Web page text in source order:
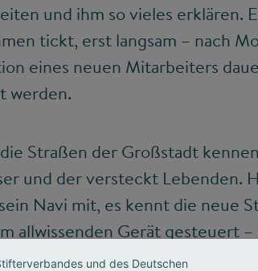
und ihm so vieles erklären.
tickt, erst langsam – nach
eines neuen Mitarbeiters
werden.
Straßen der Großstadt
und der versteckt Lebenden.
Navi mit, es kennt die neue
allwissenden Gerät gesteuert –
–
und des Deutschen